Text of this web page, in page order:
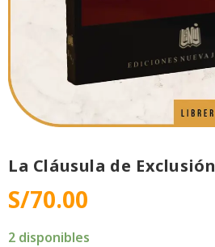
La Cláusula de Exclusión
S/70.00
2 disponibles